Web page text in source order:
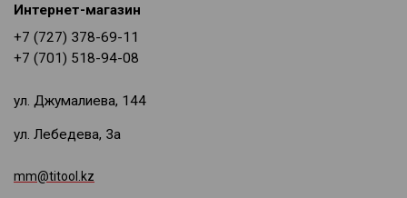
Интернет-магазин
+7 (727) 378-69-11
+7 (701) 518-94-08
ул. Джумалиева, 144
ул. Лебедева, 3а
mm@titool.kz